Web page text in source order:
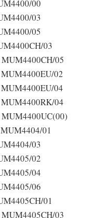
00
03
05
03
05
02
04
04
01
03
02
04
06
01
03